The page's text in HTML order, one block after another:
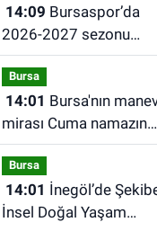
14:09
2026-2027 sezonu
forma numaraları belli
oldu
Bursa
14:01
mirası Cuma namazında
doldu taştı
Bursa
14:01
İnsel Doğal Yaşam